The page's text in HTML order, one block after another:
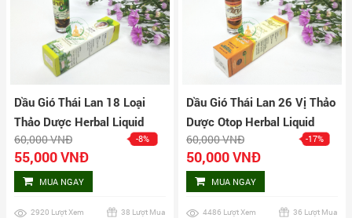
Dầu Gió Thái Lan 18 Loại
Thảo Dược Herbal Liquid
Balm Yatim Brand
60,000 VNĐ -8%
55,000 VNĐ
MUA NGAY
2920 Lượt Xem 38 Lượt Mua
Dầu Gió Thái Lan 26 Vị Thảo
Dược Otop Herbal Liquid
Balm
60,000 VNĐ -17%
50,000 VNĐ
MUA NGAY
4486 Lượt Xem 36 Lượt Mua